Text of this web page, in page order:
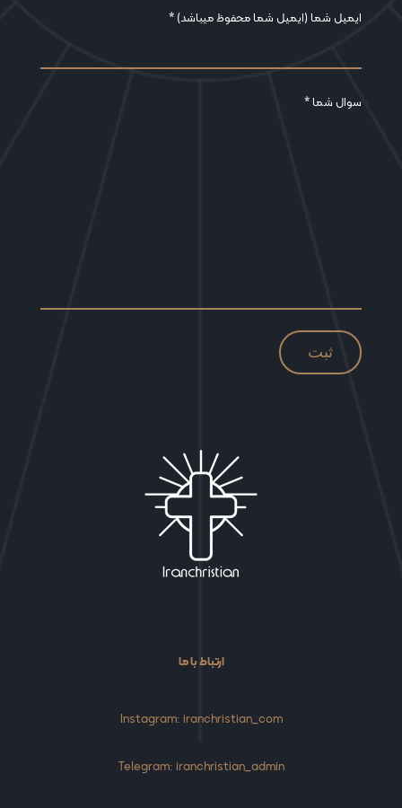
ایمیل شما (ایمیل شما محفوظ میباشد) *
سوال شما *
ارتباط با ما
Instagram: iranchristian_com
Telegram: iranchristian_admin